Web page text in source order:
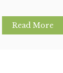
Read More